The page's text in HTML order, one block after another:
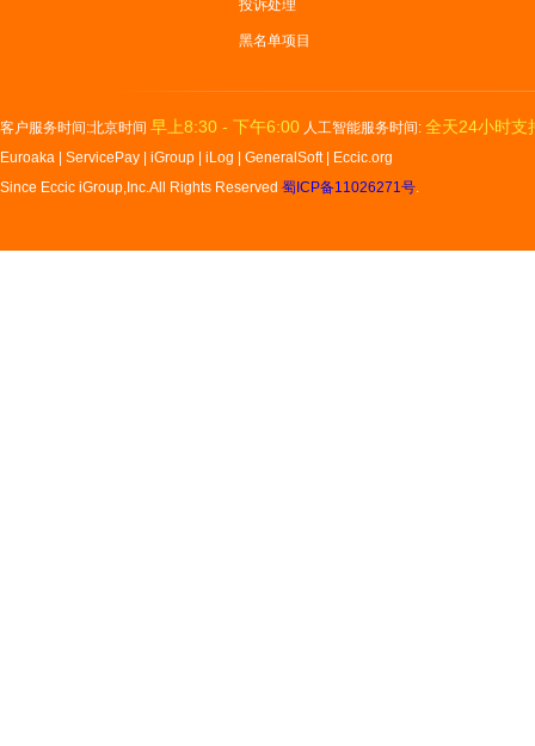
投诉处理
黑名单项目
客户服务时间:北京时间 早上8:30 - 下午6:00 人工智能服务时间: 全天24小时支
Euroaka ServicePay iGroup iLog GeneralSoft|
Eccic.org
Since Eccic iGroup,Inc.All Rights Reserved 蜀ICP备11026271号.